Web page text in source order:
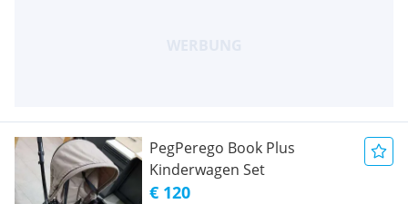
PegPerego Book Plus
Kinderwagen Set
€ 120